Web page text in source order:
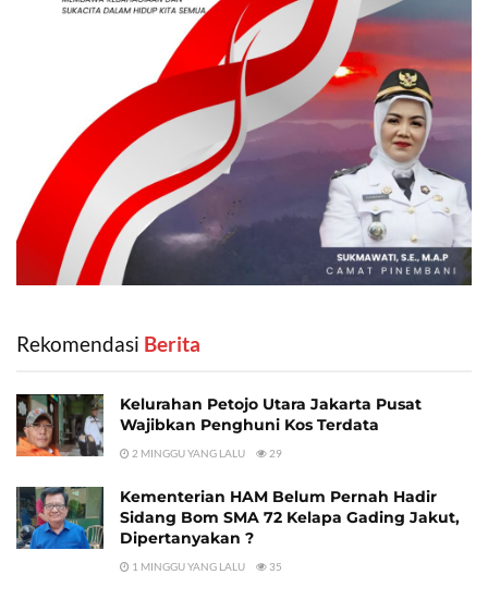
Rekomendasi ‎ Berita
Kelurahan Petojo Utara Jakarta Pusat
Wajibkan Penghuni Kos Terdata
2 MINGGU YANG LALU 29
Kementerian HAM Belum Pernah Hadir
Sidang Bom SMA 72 Kelapa Gading Jakut,
Dipertanyakan ?
1 MINGGU YANG LALU 35